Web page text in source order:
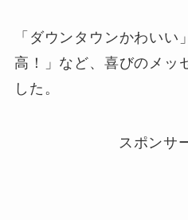
「ダウンタウンかわい
高！」など、喜びのメッ
した。
スポンサ